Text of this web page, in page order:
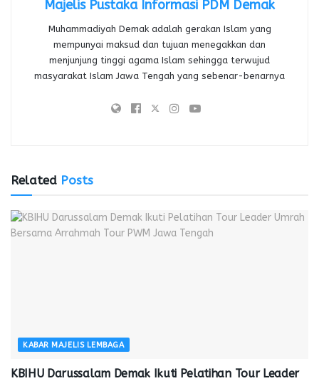
Majelis Pustaka Informasi PDM Demak
Muhammadiyah Demak adalah gerakan Islam yang
mempunyai maksud dan tujuan menegakkan dan
menjunjung tinggi agama Islam sehingga terwujud
masyarakat Islam Jawa Tengah yang sebenar-benarnya
Related Posts
KABAR MAJELIS LEMBAGA
KBIHU Darussalam Demak Ikuti Pelatihan Tour Leader